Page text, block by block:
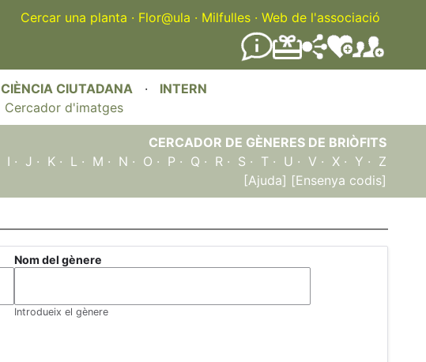
Cercar una planta · Flor@ula · Milfulles · Web de l'associació
CIÈNCIA CIUTADANA · INTERN
Cercador d'imatges
CERCADOR DE GÈNERES DE BRIÒFITS
I · J · K · L · M · N · O · P · Q · R · S · T · U · V · X · Y · Z
[Ajuda] [Ensenya codis]
Nom del gènere
Introdueix el gènere